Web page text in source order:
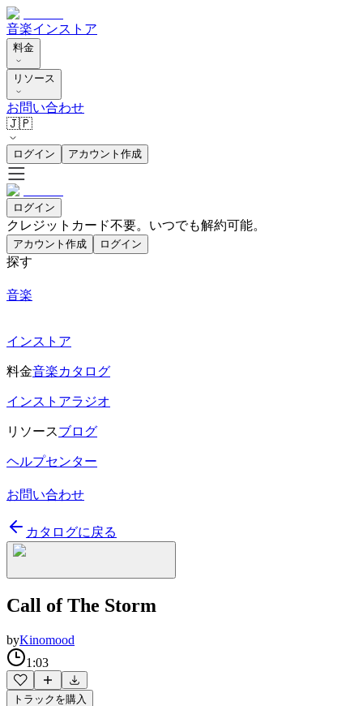
音楽インストア
料金
リソース
お問い合わせ
🇯🇵
ログイン アカウント作成
ログイン
クレジットカード不要。いつでも解約可能。
アカウント作成 ログイン
探す
音楽
インストア
料金音楽カタログ
インストアラジオ
リソースブログ
ヘルプセンター
お問い合わせ
カタログに戻る
Call of The Storm
byKinomood
1:03
トラックを購入